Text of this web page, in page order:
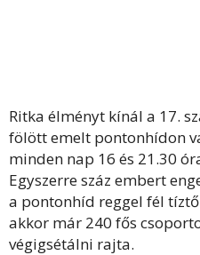
Ritka élményt kínál a 17.
fölött emelt pontonhídon
minden nap 16 és 21.30
Egyszerre száz embert
a pontonhíd reggel fél
akkor már 240 fős
végigsétálni rajta.